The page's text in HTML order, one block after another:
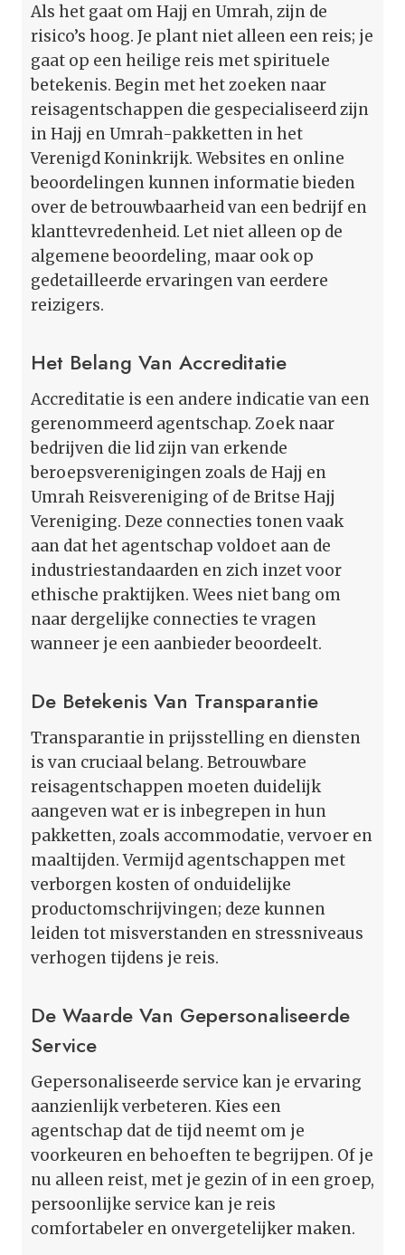
Als het gaat om Hajj en Umrah, zijn de
risico’s hoog. Je plant niet alleen een reis; je
gaat op een heilige reis met spirituele
betekenis. Begin met het zoeken naar
reisagentschappen die gespecialiseerd zijn
in Hajj en Umrah-pakketten in het
Verenigd Koninkrijk. Websites en online
beoordelingen kunnen informatie bieden
over de betrouwbaarheid van een bedrijf en
klanttevredenheid. Let niet alleen op de
algemene beoordeling, maar ook op
gedetailleerde ervaringen van eerdere
reizigers.
Het Belang Van Accreditatie
Accreditatie is een andere indicatie van een
gerenommeerd agentschap. Zoek naar
bedrijven die lid zijn van erkende
beroepsverenigingen zoals de Hajj en
Umrah Reisvereniging of de Britse Hajj
Vereniging. Deze connecties tonen vaak
aan dat het agentschap voldoet aan de
industriestandaarden en zich inzet voor
ethische praktijken. Wees niet bang om
naar dergelijke connecties te vragen
wanneer je een aanbieder beoordeelt.
De Betekenis Van Transparantie
Transparantie in prijsstelling en diensten
is van cruciaal belang. Betrouwbare
reisagentschappen moeten duidelijk
aangeven wat er is inbegrepen in hun
pakketten, zoals accommodatie, vervoer en
maaltijden. Vermijd agentschappen met
verborgen kosten of onduidelijke
productomschrijvingen; deze kunnen
leiden tot misverstanden en stressniveaus
verhogen tijdens je reis.
De Waarde Van Gepersonaliseerde
Service
Gepersonaliseerde service kan je ervaring
aanzienlijk verbeteren. Kies een
agentschap dat de tijd neemt om je
voorkeuren en behoeften te begrijpen. Of je
nu alleen reist, met je gezin of in een groep,
persoonlijke service kan je reis
comfortabeler en onvergetelijker maken.